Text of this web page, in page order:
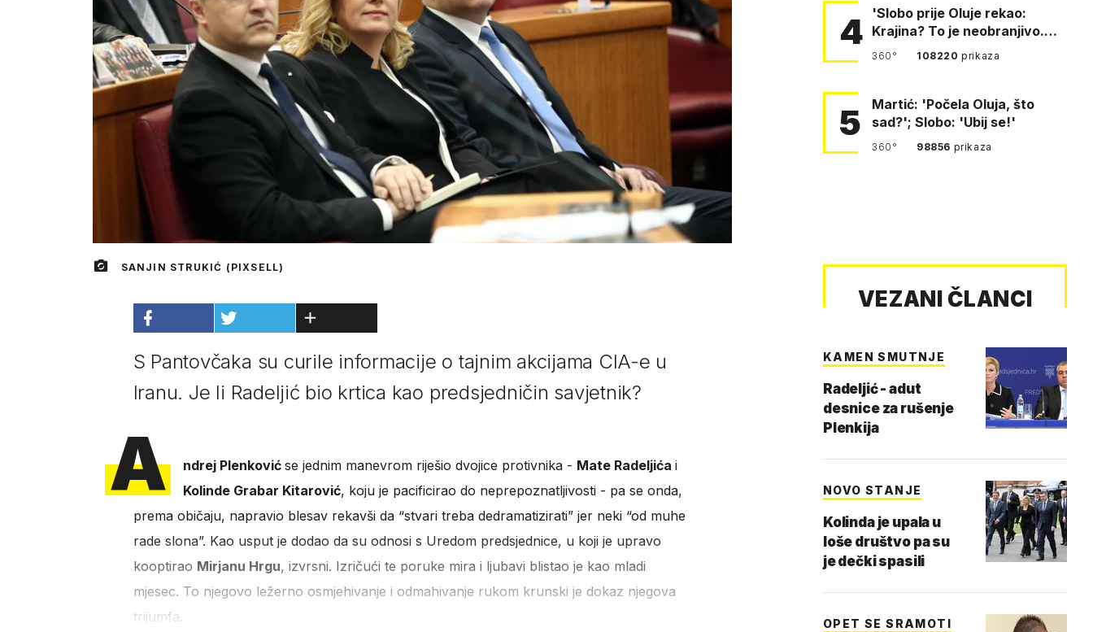
SANJIN STRUKIĆ (PIXSELL)
S Pantovčaka su curile informacije o tajnim akcijama CIA-e u
Iranu. Je li Radeljić bio krtica kao predsjedničin savjetnik?
A ndrej Plenković se jednim manevrom riješio dvojice protivnika - Mate Radeljića i
Kolinde Grabar Kitarović, koju je pacificirao do neprepoznatljivosti - pa se onda,
prema običaju, napravio blesav rekavši da “stvari treba dedramatizirati” jer neki “od muhe
rade slona”. Kao usput je dodao da su odnosi s Uredom predsjednice, u koji je upravo
kooptirao Mirjanu Hrgu, izvrsni. Izričući te poruke mira i ljubavi blistao je kao mladi
mjesec. To njegovo ležerno osmjehivanje i odmahivanje rukom krunski je dokaz njegova
trijumfa.
4
'Slobo prije Oluje rekao:
Krajina? To je neobranjivo.
Tuđmana zvao Krivousti'
360° 108220prikaza
5
Martić: 'Počela Oluja, što
sad?'; Slobo: 'Ubij se!'
360° 98856 prikaza
VEZANI ČLANCI
KAMEN SMUTNJE
Radeljić - adut
desnice za rušenje
Plenkija
NOVO STANJE
Kolinda je upala u
loše društvo pa su
je dečki spasili
OPET SE SRAMOTI